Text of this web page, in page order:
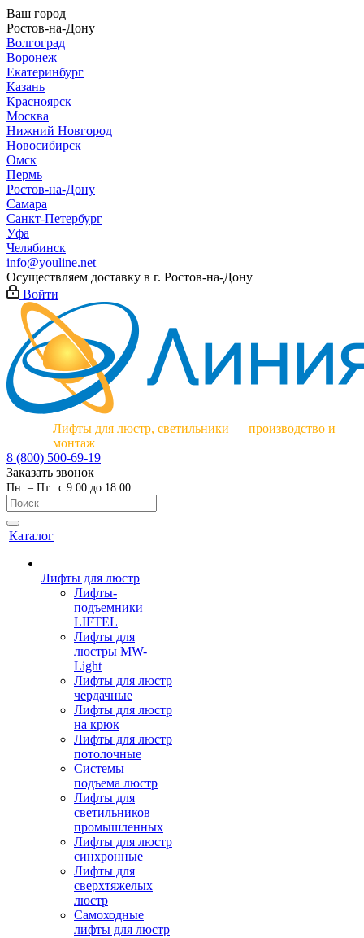
Ваш город
Ростов-на-Дону
Волгоград
Воронеж
Екатеринбург
Казань
Красноярск
Москва
Нижний Новгород
Новосибирск
Омск
Пермь
Ростов-на-Дону
Самара
Санкт-Петербург
Уфа
Челябинск
info@youline.net
Осуществляем доставку в г. Ростов-на-Дону
Войти
Лифты для люстр, светильники — производство и
монтаж
8 (800) 500-69-19
Заказать звонок
Пн. – Пт.: с 9:00 до 18:00
Каталог
Лифты для люстр
Лифты-
подъемники
LIFTEL
Лифты для
люстры MW-
Light
Лифты для люстр
чердачные
Лифты для люстр
на крюк
Лифты для люстр
потолочные
Системы
подъема люстр
Лифты для
светильников
промышленных
Лифты для люстр
синхронные
Лифты для
сверхтяжелых
люстр
Самоходные
лифты для люстр